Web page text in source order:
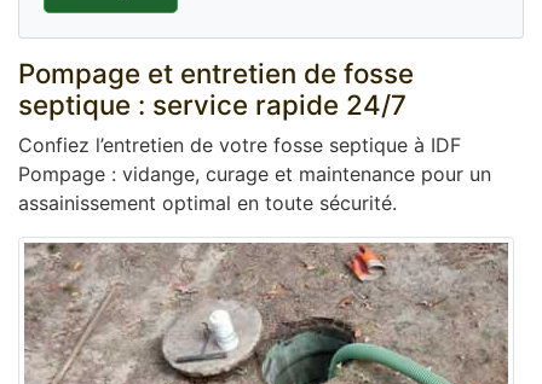
Pompage et entretien de fosse
septique : service rapide 24/7
Confiez l’entretien de votre fosse septique à IDF
Pompage : vidange, curage et maintenance pour un
assainissement optimal en toute sécurité.